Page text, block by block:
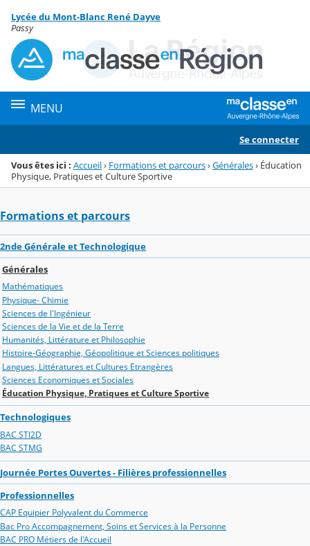
Menu de la rubrique
Contenu
Lycée du Mont-Blanc René Dayve
Passy
MENU
Se connecter
Vous êtes ici : Accueil› Formations et parcours›Générales› Éducation
Physique, Pratiques et Culture Sportive
Formations et parcours
2nde Générale et Technologique
Générales
Mathématiques
Physique- Chimie
Sciences de l'Ingénieur
Sciences de la Vie et de la Terre
Humanités, Littérature et Philosophie
Histoire-Géographie, Géopolitique et Sciences politiques
Langues, Littératures et Cultures Etrangères
Sciences Economiques et Sociales
Éducation Physique, Pratiques et Culture Sportive
Technologiques
BAC STI2D
BAC STMG
Journée Portes Ouvertes - Filières professionnelles
Professionnelles
CAP Equipier Polyvalent du Commerce
Bac Pro Accompagnement, Soins et Services à la Personne
BAC PRO Métiers de l'Accueil